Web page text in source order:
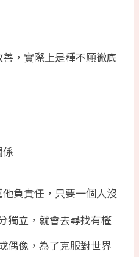
，實際上是種不願徹底
負責任，只要一個人沒
獨立，就會去尋找有權
偶像，為了克服對世界